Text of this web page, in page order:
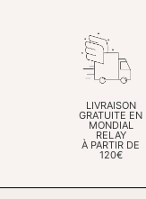
LIVRAISON
GRATUITE EN
MONDIAL
RELAY
À PARTIR DE
120€